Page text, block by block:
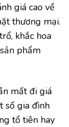
giá cao về
thương mại.
khắc hoa
phẩm
mất đi giá
số gia đình
tổ tiên hay